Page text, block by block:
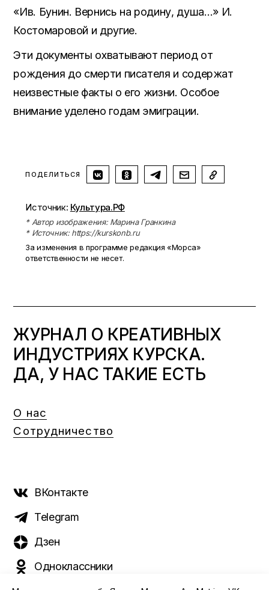
«Ив. Бунин. Вернись на родину, душа…» И.
Костомаровой и другие.
Эти документы охватывают период от
рождения до смерти писателя и содержат
неизвестные факты о его жизни. Особое
внимание уделено годам эмиграции.
ПОДЕЛИТЬСЯ
Источник: Культура.РФ
* Автор изображения: Марина Гранкина
* Источник: https://kurskonb.ru
За изменения в программе редакция «Морса»
ответственности не несет.
ЖУРНАЛ О КРЕАТИВНЫХ
ИНДУСТРИЯХ КУРСКА.
ДА, У НАС ТАКИЕ ЕСТЬ
О нас
Сотрудничество
ВКонтакте
Telegram
Дзен
Одноклассники